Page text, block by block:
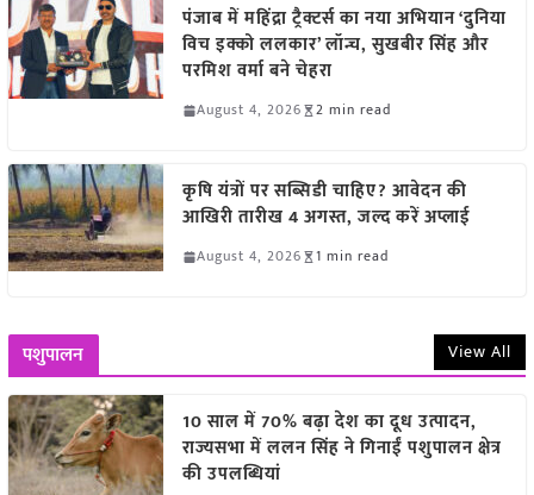
पंजाब में महिंद्रा ट्रैक्टर्स का नया अभियान ‘दुनिया
विच इक्को ललकार’ लॉन्च, सुखबीर सिंह और
परमिश वर्मा बने चेहरा
August 4, 2026 2 min read
कृषि यंत्रों पर सब्सिडी चाहिए? आवेदन की
आखिरी तारीख 4 अगस्त, जल्द करें अप्लाई
August 4, 2026 1 min read
पशुपालन View All
10 साल में 70% बढ़ा देश का दूध उत्पादन,
राज्यसभा में ललन सिंह ने गिनाईं पशुपालन क्षेत्र
की उपलब्धियां